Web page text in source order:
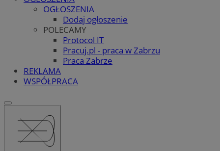
OGŁOSZENIA
Dodaj ogłoszenie
POLECAMY
Protocol IT
Pracuj.pl - praca w Zabrzu
Praca Zabrze
REKLAMA
WSPÓŁPRACA